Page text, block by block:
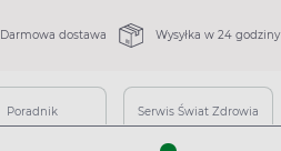
Darmowa dostawa Wysyłka w 24 godziny
Poradnik Serwis Świat Zdrowia